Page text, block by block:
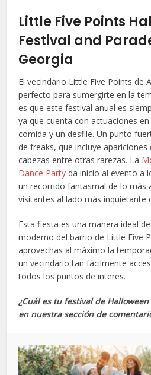
Little Five Points
Festival and
Georgia
El vecindario Little Five Points de
perfecto para sumergirte en la
es que este festival anual es
ya que cuenta con actuaciones
comida y un desfile. Un punto
de freaks, que incluye
cabezas entre otras rarezas. La
Dance Party da inicio al evento a
un recorrido fantasmal de lo más
visitantes al lado más inquietante
Esta fiesta es una manera ideal
moderno del barrio de Little Five
aprovechas al máximo la
un vecindario tan fácilmente
todos los puntos de interes.
¿Cuál es tu festival de
en nuestra sección de